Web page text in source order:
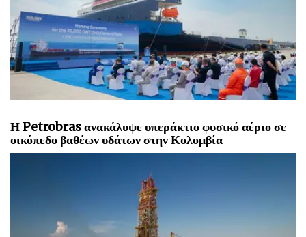
Η Petrobras ανακάλυψε υπεράκτιο φυσικό αέριο σε
οικόπεδο βαθέων υδάτων στην Κολομβία